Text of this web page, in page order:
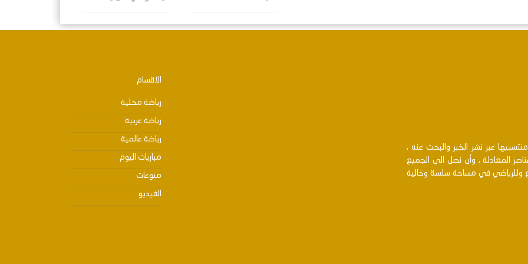
عبر نشر الخبر والبحث عنه ,
المعادلة , وأن نصل الى الجميع
وللرياضي في مساحة سلسة وخالية
الاقسام
رياضة محلية
رياضة عربية
رياضة عالمية
مباريات اليوم
منوعات
الفيديو